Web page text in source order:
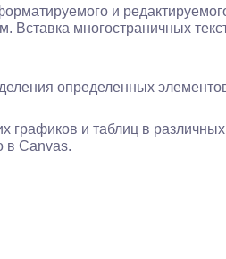
и
Вставка многостраничных
определенных
графиков и таблиц в
в Canvas.